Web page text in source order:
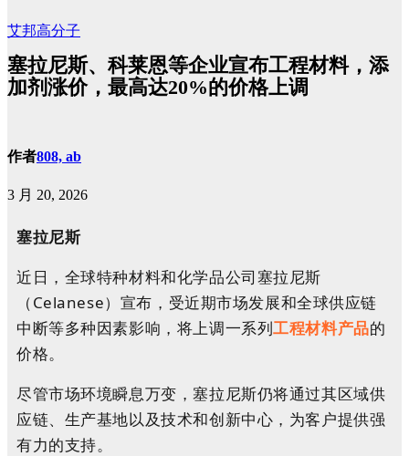
艾邦高分子
塞拉尼斯、科莱恩等企业宣布工程材料，添
加剂涨价，最高达20%的价格上调
作者808, ab
3 月 20, 2026
塞拉尼斯
近日，全球特种材料和化学品公司塞拉尼斯
（Celanese）宣布，受近期市场发展和全球供应链
中断等多种因素影响，将上调一系列工程材料产品的
价格。
尽管市场环境瞬息万变，塞拉尼斯仍将通过其区域供
应链、生产基地以及技术和创新中心，为客户提供强
有力的支持。